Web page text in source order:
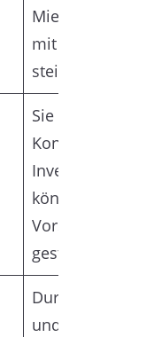
Mieten
mit der Inflation
steigen.
Sie haben die
Kontrolle über
Investment und
können es
Vorstellungen
gestalten.
Durch
und